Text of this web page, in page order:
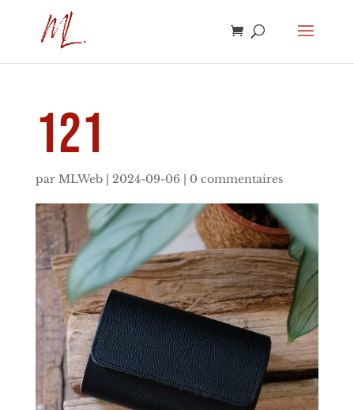
121
par MLWeb| 2024-09-06| 0 commentaires